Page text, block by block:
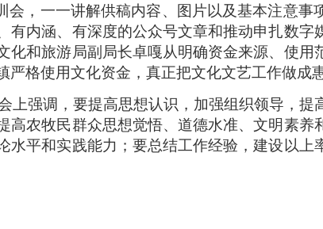
会，一一讲解供稿内容、图片以及基本注意
有内涵、有深度的公众号文章和推动申扎数
化和旅游局副局长卓嘎从明确资金来源、使
格使用文化资金，真正把文化文艺工作做成
调，要提高思想认识，加强组织领导，提
高农牧民群众思想觉悟、道德水准、文明素
水平和实践能力；要总结工作经验，建设以